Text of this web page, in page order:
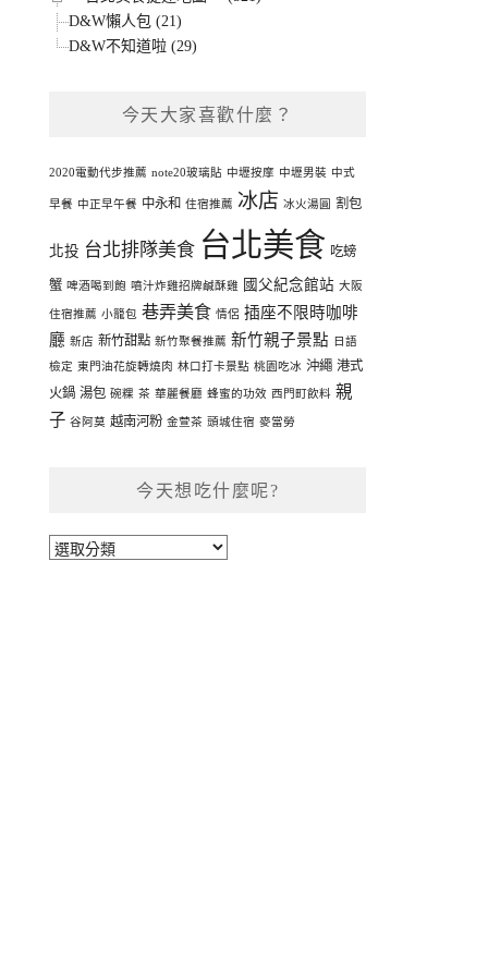
D&W懶人包 (21)
D&W不知道啦 (29)
今天大家喜歡什麼？
2020電動代步推薦 note20玻璃貼 中壢按摩 中壢男裝 中式
早餐 中正早午餐 中永和 住宿推薦 冰店 冰火湯圓 割包
北投 台北排隊美食 台北美食 吃螃
蟹 啤酒喝到飽 噴汁炸雞招牌鹹酥雞 國父紀念館站 大阪
住宿推薦 小籠包 巷弄美食 情侶 插座不限時咖啡
廳 新店 新竹甜點 新竹聚餐推薦 新竹親子景點 日語
檢定 東門油花旋轉燒肉 林口打卡景點 桃園吃冰 沖繩 港式
火鍋 湯包 碗粿 茶 華麗餐廳 蜂蜜的功效 西門町飲料 親
子 谷阿莫 越南河粉 金萱茶 頭城住宿 麥當勞
今天想吃什麼呢?
今